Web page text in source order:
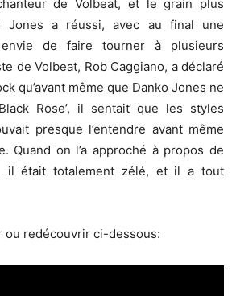
de Volbeat, et le grain plus
Jones a réussi, avec au final une
envie de faire tourner à plusieurs
de Volbeat, Rob Caggiano, a déclaré
qu’avant même que Danko Jones ne
Rose’, il sentait que les styles
presque l’entendre avant même
Quand on l’a approché à propos de
il était totalement zélé, et il a tout
ou redécouvrir ci-dessous: